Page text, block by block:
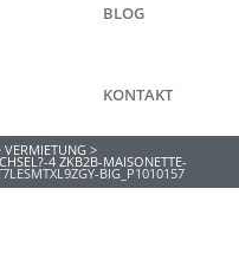
BLOG
KONTAKT
VERMIETUNG >
4 ZKB2B-MAISONETTE-
BIG_P1010157